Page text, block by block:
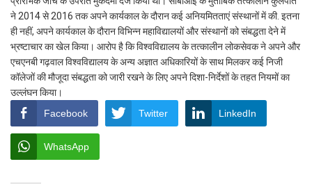
ने 2014 से 2016 तक अपने कार्यकाल के दौरान कई अनियमितताएं संस्थानों में की. इतना
ही नहीं, अपने कार्यकाल के दौरान विभिन्न महाविद्यालयों और संस्थानों को संबद्धता देने में
भ्रष्टाचार का खेल किया। आरोप है कि विश्वविद्यालय के तत्कालीन लोकसेवक ने अपने और
एचएनबी गढ़वाल विश्वविद्यालय के अन्य अज्ञात अधिकारियों के साथ मिलकर कई निजी
कॉलेजों की मौजूदा संबद्धता को जारी रखने के लिए अपने दिशा-निर्देशों के तहत नियमों का
उल्लंघन किया।
Facebook
Twitter LinkedIn
WhatsApp